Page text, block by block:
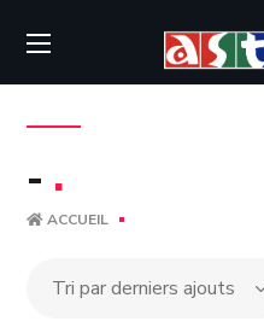
- .
ACCUEIL